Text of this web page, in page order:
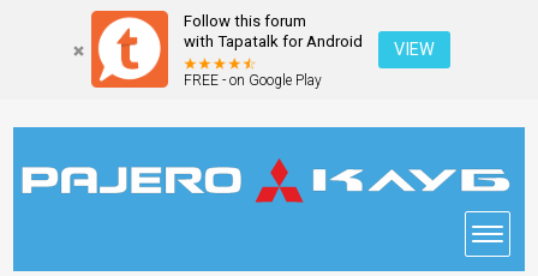
Follow this forum
with Tapatalk for Android
FREE - on Google Play
VIEW